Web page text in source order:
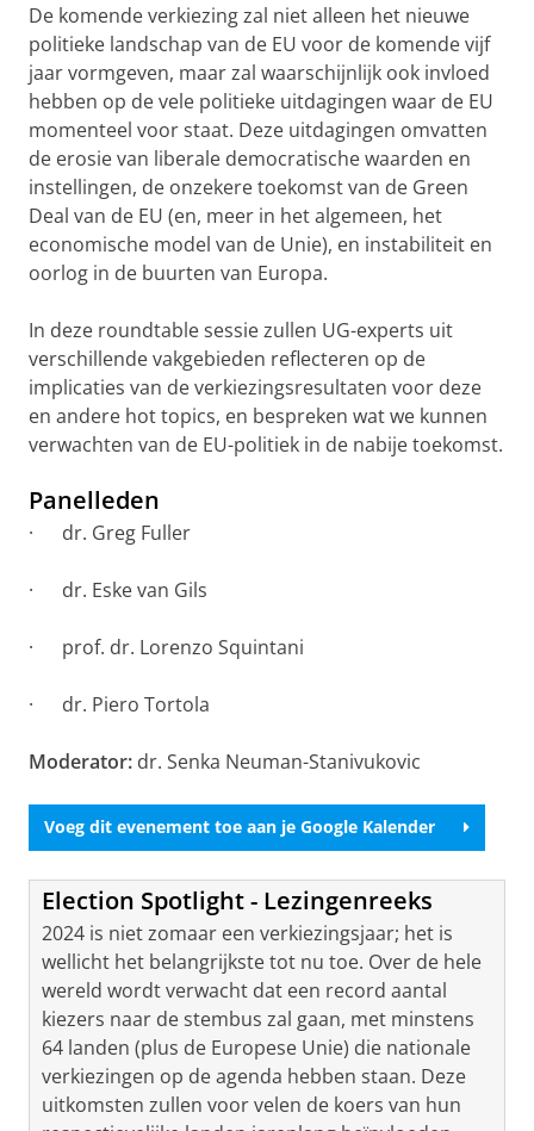
De komende verkiezing zal niet alleen het nieuwe
politieke landschap van de EU voor de komende vijf
jaar vormgeven, maar zal waarschijnlijk ook invloed
hebben op de vele politieke uitdagingen waar de EU
momenteel voor staat. Deze uitdagingen omvatten
de erosie van liberale democratische waarden en
instellingen, de onzekere toekomst van de Green
Deal van de EU (en, meer in het algemeen, het
economische model van de Unie), en instabiliteit en
oorlog in de buurten van Europa.
In deze roundtable sessie zullen UG-experts uit
verschillende vakgebieden reflecteren op de
implicaties van de verkiezingsresultaten voor deze
en andere hot topics, en bespreken wat we kunnen
verwachten van de EU-politiek in de nabije toekomst.
Panelleden
· dr. Greg Fuller
· dr. Eske van Gils
· prof. dr. Lorenzo Squintani
· dr. Piero Tortola
Moderator: dr. Senka Neuman-Stanivukovic
Voeg dit evenement toe aan je Google Kalender
Election Spotlight - Lezingenreeks
2024 is niet zomaar een verkiezingsjaar; het is
wellicht het belangrijkste tot nu toe. Over de hele
wereld wordt verwacht dat een record aantal
kiezers naar de stembus zal gaan, met minstens
64 landen (plus de Europese Unie) die nationale
verkiezingen op de agenda hebben staan. Deze
uitkomsten zullen voor velen de koers van hun